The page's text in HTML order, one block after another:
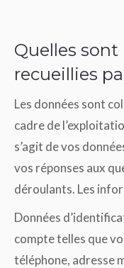
Quelles sont
recueillies
Les données sont
cadre de
s’agit de vos
vos réponses aux
déroulants. Les
Données
compte telles que
téléphone, adresse